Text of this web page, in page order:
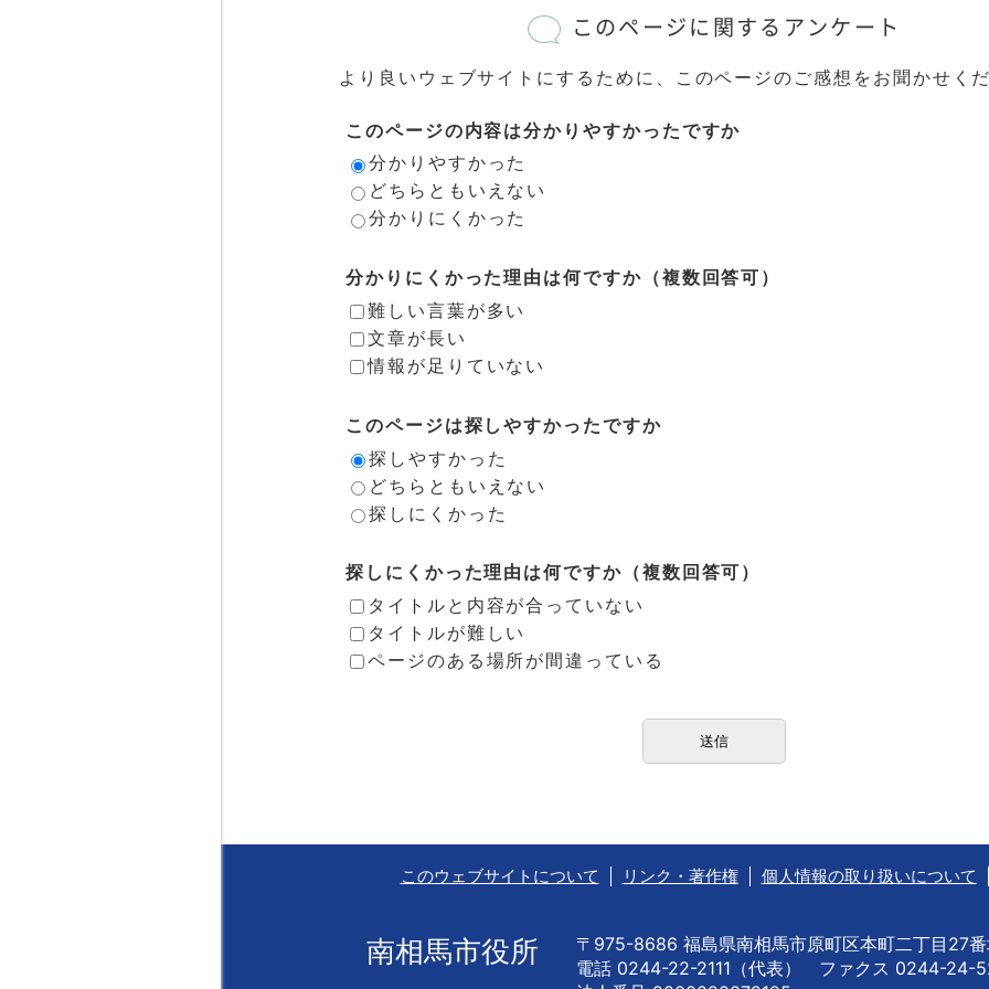
このページに関するアンケート
より良いウェブサイトにするために、このページのご感想をお聞かせく
このページの内容は分かりやすかったですか
分かりやすかった
どちらともいえない
分かりにくかった
分かりにくかった理由は何ですか（複数回答可）
難しい言葉が多い
文章が長い
情報が足りていない
このページは探しやすかったですか
探しやすかった
どちらともいえない
探しにくかった
探しにくかった理由は何ですか（複数回答可）
タイトルと内容が合っていない
タイトルが難しい
ページのある場所が間違っている
このウェブサイトについて リンク・著作権 個人情報の取り扱いについて
南相馬市役所
〒975-8686 福島県南相馬市原町区本町二丁目27
電話 0244-22-2111（代表） ファクス 0244-24-